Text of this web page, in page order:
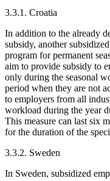
3.3.1. Croatia
In addition to the already
subsidy, another
program for permanent
aim to provide subsidy to
only during the seasonal
period when they are not
to employers from all
workload during the year
This measure can last six
for the duration of the
3.3.2. Sweden
In Sweden, subsidized